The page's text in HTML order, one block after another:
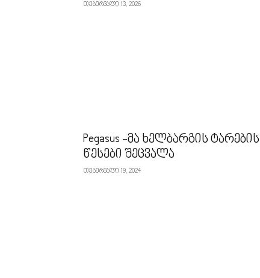
თებერვალი 13, 2026
Pegasus -მა ხელბარგის ტარების
წესები შეცვალა
თებერვალი 19, 2024